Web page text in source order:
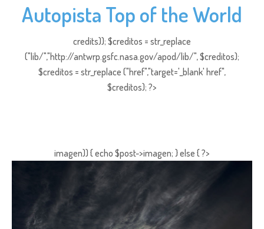
Autopista Top of the World
credits)); $creditos = str_replace
("lib/","http://antwrp.gsfc.nasa.gov/apod/lib/", $creditos);
$creditos = str_replace ("href","target='_blank' href",
$creditos); ?>
imagen)) { echo $post->imagen; } else { ?>